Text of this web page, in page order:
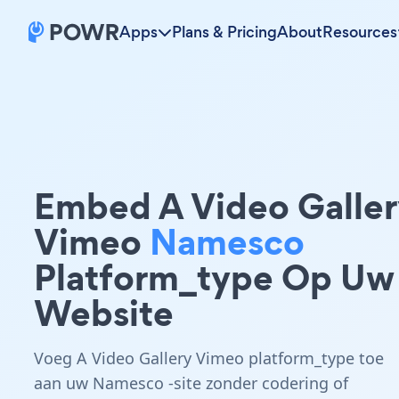
Apps Plans & PricingAboutResources
Embed A Video
Vimeo Namesco
Platform_type Op Uw
Website
Voeg A Video Gallery Vimeo platform_type toe
aan uw Namesco -site zonder codering of